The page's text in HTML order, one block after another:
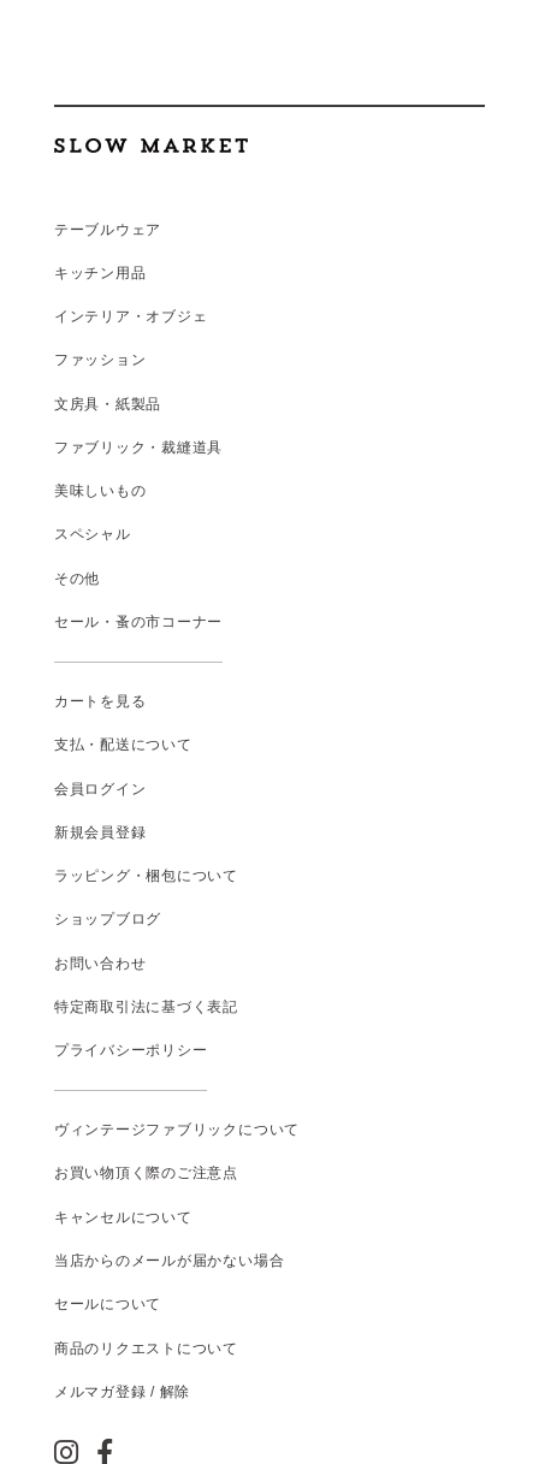
テーブルウェア
キッチン用品
インテリア・オブジェ
ファッション
文房具・紙製品
ファブリック・裁縫道具
美味しいもの
スペシャル
その他
セール・蚤の市コーナー
カートを見る
支払 ・配送について
会員ログイン
新規会員登録
ラッピング・梱包について
ショップブログ
お問い合わせ
特定商取引法に基づく表記
プライバシーポリシー
ヴィンテージファブリックについて
お買い物頂く際のご注意点
キャンセルについて
当店からのメールが届かない場合
セールについて
商品のリクエストについて
メルマガ登録 / 解除